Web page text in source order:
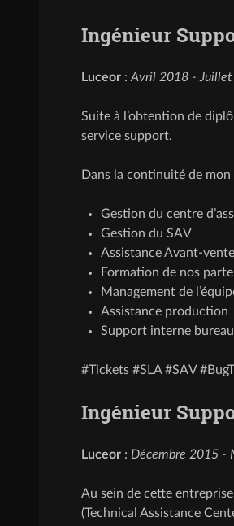
Ingénieur
Luceor: Avril 2018 - Juillet
Suite à l’obtention de
service support.
Dans la continuité de
Gestion du centre
Gestion du SAV
Assistance Avant-
Formation de nos
Management de
Assistance production
Support interne
#Tickets #SLA #SAV
Ingénieur
Luceor: Décembre 2015 -
Au sein de cette
(Technical Assistance